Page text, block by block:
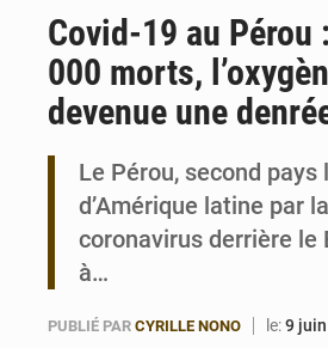
Covid-19 au Pérou
000 morts,
devenue une
Le Pérou, second pays
d’Amérique latine par
coronavirus derrière le
à…
PUBLIÉ PAR CYRILLE NONO le:9